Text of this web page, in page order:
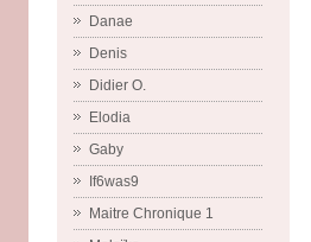
Danae
Denis
Didier O.
Elodia
Gaby
If6was9
Maitre Chronique 1